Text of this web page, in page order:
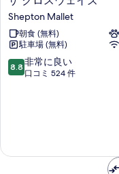
ク
ロ
ス
ウ
ェ
イ
Shepton Mallet
朝食 (無料)
駐車場 (無料)
10
段
良
8.8 非常に良い
口コミ 524 件